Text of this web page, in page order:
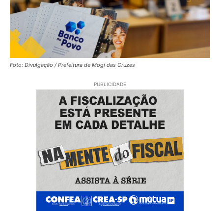
Foto: Divulgação / Prefeitura de Mogi das Cruzes
PUBLICIDADE